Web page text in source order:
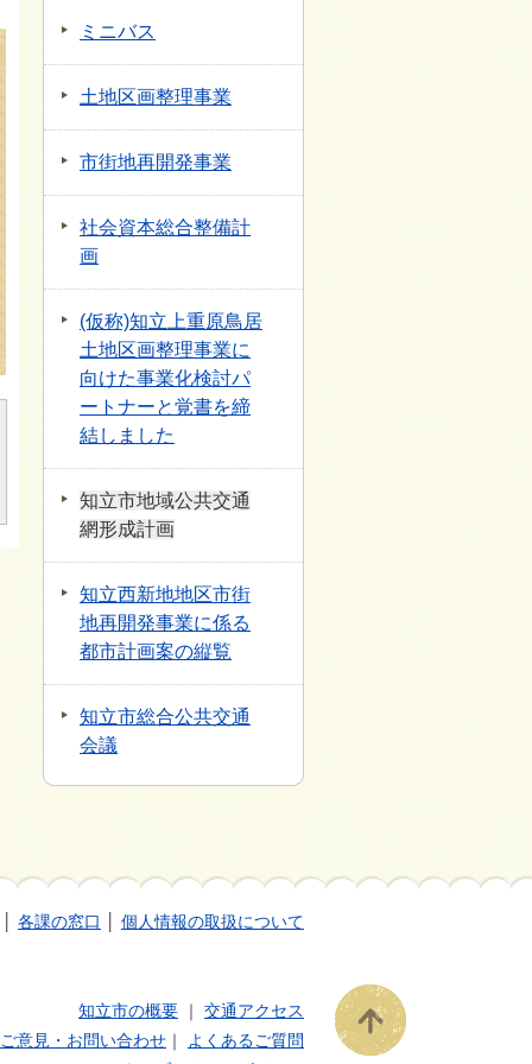
ミニバス
土地区画整理事業
市街地再開発事業
社会資本総合整備計
画
(仮称)知立上重原鳥居
土地区画整理事業に
向けた事業化検討パ
ートナーと覚書を締
結しました
知立市地域公共交通
網形成計画
知立西新地地区市街
地再開発事業に係る
都市計画案の縦覧
知立市総合公共交通
会議
各課の窓口 個人情報の取扱について
知立市の概要 ｜ 交通アクセス
ご意見・お問い合わせ ｜
よくあるご質問